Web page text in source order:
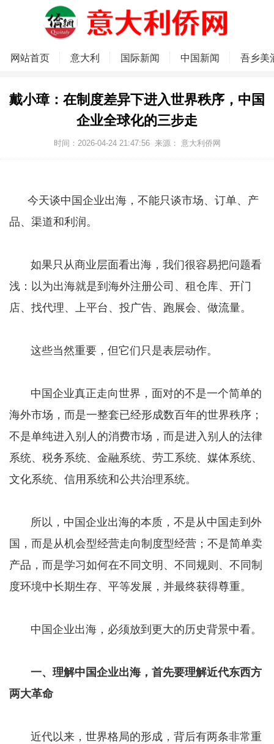
网站首页 意大利 国际新闻 中国新闻 吾乡美
戴小璋：在制度差异下进入世界秩序，中国
企业全球化的三步走
时间：2026-04-24 21:47:56 来源： 意大利侨网
今天谈中国企业出海，不能只谈市场、订单、产
品、渠道和利润。
如果只从商业层面看出海，我们很容易把问题看
浅：以为出海就是到海外注册公司、租仓库、开门
店、找代理、上平台、投广告、跑展会、做流量。
这些当然重要，但它们只是表层动作。
中国企业真正走向世界，面对的不是一个简单的
海外市场，而是一整套已经形成数百年的世界秩序；
不是单纯进入别人的消费市场，而是进入别人的法律
系统、税务系统、金融系统、劳工系统、媒体系统、
文化系统、信用系统和公共治理系统。
所以，中国企业出海的本质，不是从中国走到外
国，而是从机会型经营走向制度型经营；不是简单卖
产品，而是学习如何在不同文明、不同规则、不同制
度环境中长期生存、平等发展，并最终获得尊重。
中国企业出海，必须放到更大的历史背景中看。
一、理解中国企业出海，首先要理解近代东西方
两大革命
近代以来，世界格局的形成，背后有两条非常重